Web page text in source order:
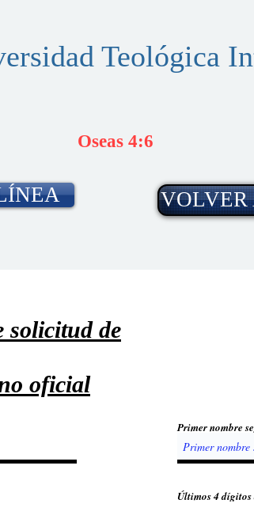
Teológica
Oseas 4:6
VOLVER
solicitud de
oficial
Primer nombre
Últimos 4